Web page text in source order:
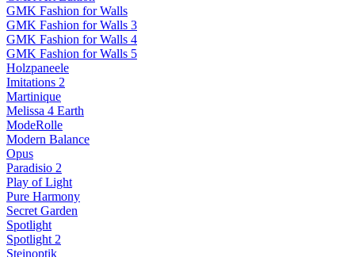
GMK Fashion for Walls
GMK Fashion for Walls 3
GMK Fashion for Walls 4
GMK Fashion for Walls 5
Holzpaneele
Imitations 2
Martinique
Melissa 4 Earth
ModeRolle
Modern Balance
Opus
Paradisio 2
Play of Light
Pure Harmony
Secret Garden
Spotlight
Spotlight 2
Steinoptik